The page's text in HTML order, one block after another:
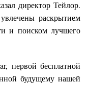
директор Тейлор.
раскрытием
и поиском лучшего
первой бесплатной
будущему нашей